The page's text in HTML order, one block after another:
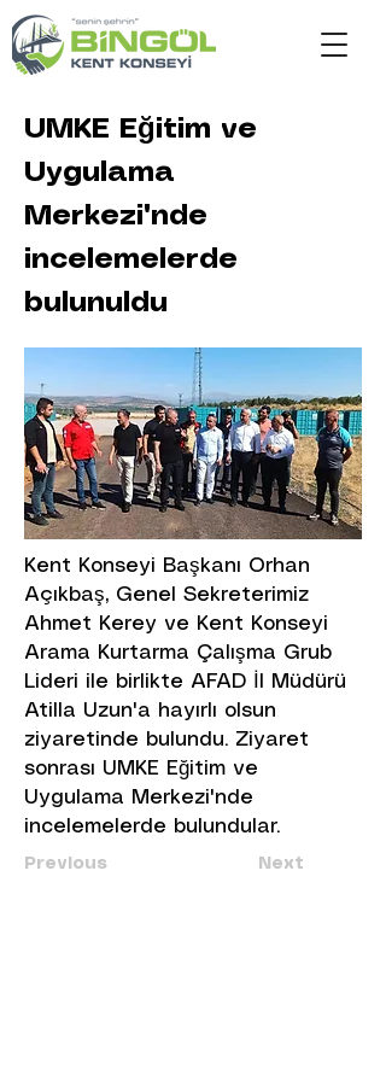
UMKE Eğitim ve
Uygulama
Merkezi'nde
incelemelerde
bulunuldu
Kent Konseyi Başkanı Orhan
Açıkbaş, Genel Sekreterimiz
Ahmet Kerey ve Kent Konseyi
Arama Kurtarma Çalışma Grub
Lideri ile birlikte AFAD İl Müdürü
Atilla Uzun'a hayırlı olsun
ziyaretinde bulundu. Ziyaret
sonrası UMKE Eğitim ve
Uygulama Merkezi'nde
incelemelerde bulundular.
Previous Next